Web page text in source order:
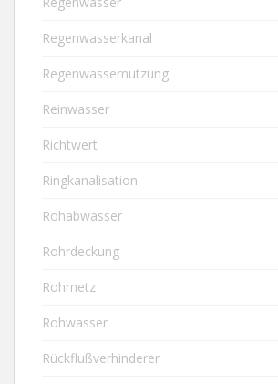
Regenwasserkanal
Regenwassernutzung
Reinwasser
Richtwert
Ringkanalisation
Rohabwasser
Rohrdeckung
Rohrnetz
Rohwasser
Rückflußverhinderer